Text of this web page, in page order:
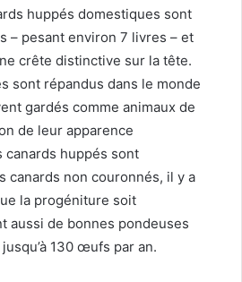
huppés domestiques sont
– pesant environ 7 livres – et
crête distinctive sur la tête.
sont répandus dans le monde
gardés comme animaux de
de leur apparence
canards huppés sont
canards non couronnés, il y a
la progéniture soit
aussi de bonnes pondeuses
130 œufs par an.